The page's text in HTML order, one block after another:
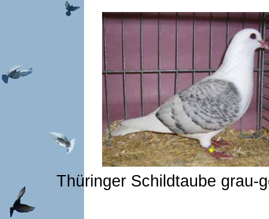
Thüringer Schildtaube grau-